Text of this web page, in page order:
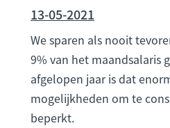
13-05-2021
We sparen als nooit
9% van het maandsalaris
afgelopen jaar is dat
mogelijkheden om te
beperkt.